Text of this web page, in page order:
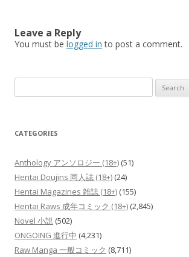
Leave a Reply
You must be logged in to post a comment.
for:
CATEGORIES
Anthology アンソロジー (18+) (51)
Hentai Doujins 同人誌 (18+) (24)
Hentai Magazines 雑誌 (18+) (155)
Hentai Raws 成年コミック (18+) (2,845)
Novel 小説 (502)
ONGOING 進行中 (4,231)
Raw Manga 一般コミック (8,711)